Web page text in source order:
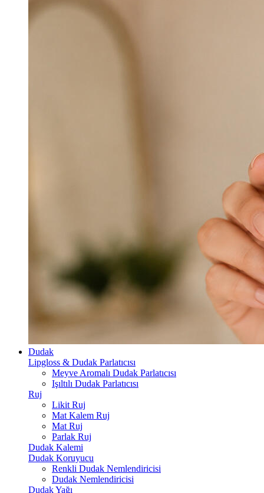
Dudak
Lipgloss & Dudak Parlatıcısı
Meyve Aromalı Dudak Parlatıcısı
Işıltılı Dudak Parlatıcısı
Ruj
Likit Ruj
Mat Kalem Ruj
Mat Ruj
Parlak Ruj
Dudak Kalemi
Dudak Koruyucu
Renkli Dudak Nemlendiricisi
Dudak Nemlendiricisi
Dudak Yağı